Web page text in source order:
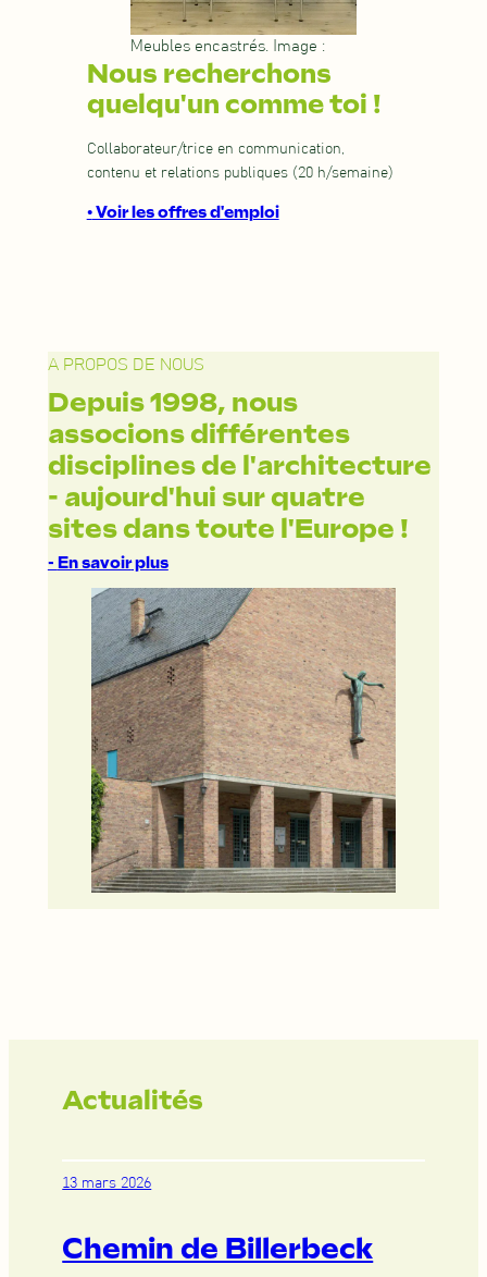
Meubles encastrés. Image :
Nous recherchons
quelqu'un comme toi !
Collaborateur/trice en communication,
contenu et relations publiques (20 h/semaine)
•Voir les offres d'emploi
A PROPOS DE NOUS
Depuis 1998, nous
associons différentes
disciplines de l'architecture
- aujourd'hui sur quatre
sites dans toute l'Europe !
- En savoirplus
Actualités
13 mars 2026
Chemin de Billerbeck